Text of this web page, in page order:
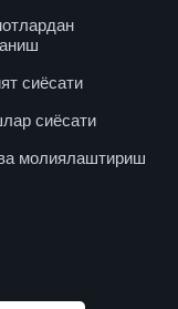
сиёсати
сиёсати
молиялаштириш